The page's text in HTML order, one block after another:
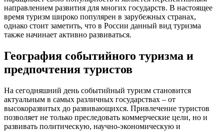
направлением развития для многих государств. В настоящее
время туризм широко популярен в зарубежных странах,
однако стоит заметить, что в России данный вид туризма
также начинает активно развиваться.
География событийного туризма и
предпочтения туристов
На сегодняшний день событийный туризм становится
актуальным в самых различных государствах – от
высокоразвитых до развивающихся. Привлечение туристов
позволяет не только преследовать коммерческие цели, но и
развивать политическую, научно-экономическую и